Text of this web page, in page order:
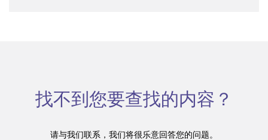
找不到您要查找的内容？
请与我们联系，我们将很乐意回答您的问题。